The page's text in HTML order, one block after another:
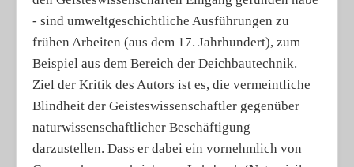
- sind umweltgeschichtliche Ausführungen zu
frühen Arbeiten (aus dem 17. Jahrhundert), zum
Beispiel aus dem Bereich der Deichbautechnik.
Ziel der Kritik des Autors ist es, die vermeintliche
Blindheit der Geisteswissenschaftler gegenüber
naturwissenschaftlicher Beschäftigung
darzustellen. Dass er dabei ein vornehmlich von